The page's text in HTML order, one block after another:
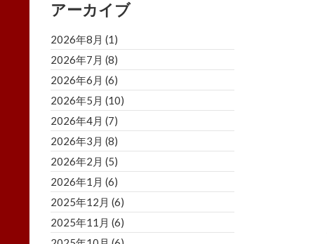
アーカイブ
2026年8月 (1)
2026年7月 (8)
2026年6月 (6)
2026年5月 (10)
2026年4月 (7)
2026年3月 (8)
2026年2月 (5)
2026年1月 (6)
2025年12月 (6)
2025年11月 (6)